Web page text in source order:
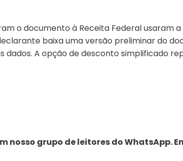
o documento à Receita Federal usaram a
baixa uma versão preliminar do
A opção de desconto simplificado
nosso grupo de leitores do WhatsApp.